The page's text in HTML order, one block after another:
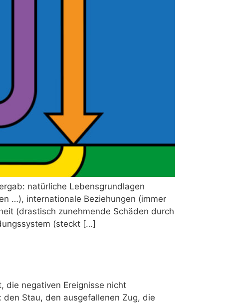
natürliche Lebensgrundlagen
…), internationale Beziehungen (immer
(drastisch zunehmende Schäden durch
(steckt […]
die negativen Ereignisse nicht
Stau, den ausgefallenen Zug, die